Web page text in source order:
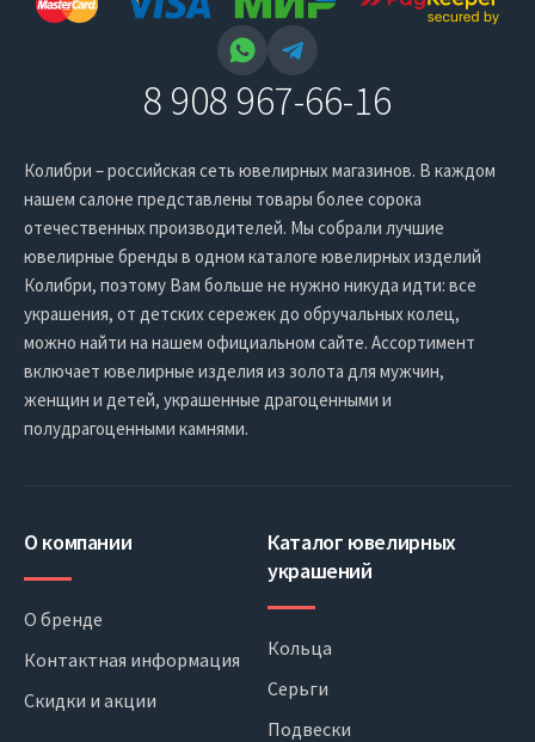
8 908 967-66-16
Колибри – российская сеть ювелирных магазинов. В каждом
нашем салоне представлены товары более сорока
отечественных производителей. Мы собрали лучшие
ювелирные бренды в одном каталоге ювелирных изделий
Колибри, поэтому Вам больше не нужно никуда идти: все
украшения, от детских сережек до обручальных колец,
можно найти на нашем официальном сайте. Ассортимент
включает ювелирные изделия из золота для мужчин,
женщин и детей, украшенные драгоценными и
полудрагоценными камнями.
О компании
О бренде
Контактная информация
Скидки и акции
Каталог ювелирных
украшений
Кольца
Серьги
Подвески